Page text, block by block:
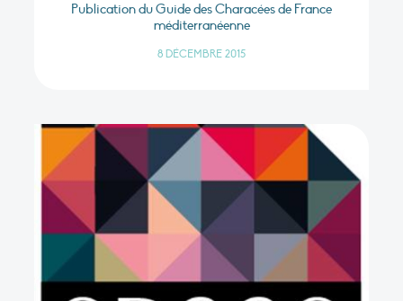
Publication du Guide des Characées de France
méditerranéenne
8 DÉCEMBRE 2015